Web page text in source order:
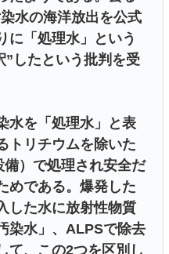
水の海洋放出を公式
に「処理水」という
”したという批判を受
水を「処理水」と表
トリチウムを除いた
）で処理され安全だ
めである。爆発した
した水に放射性物質
染水」、ALPSで除去
て、この2つを区別し